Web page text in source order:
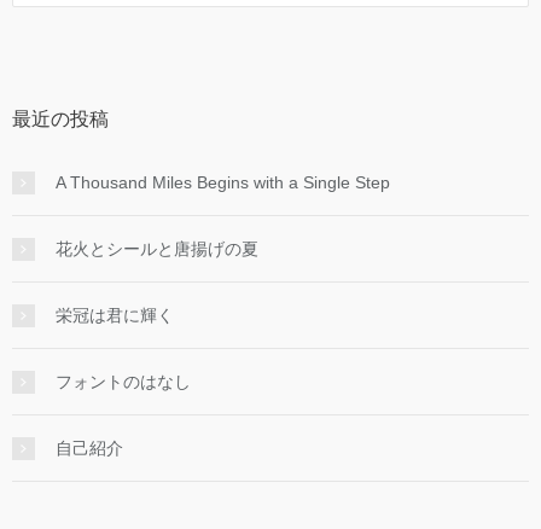
最近の投稿
A Thousand Miles Begins with a Single Step
花火とシールと唐揚げの夏
栄冠は君に輝く
フォントのはなし
自己紹介